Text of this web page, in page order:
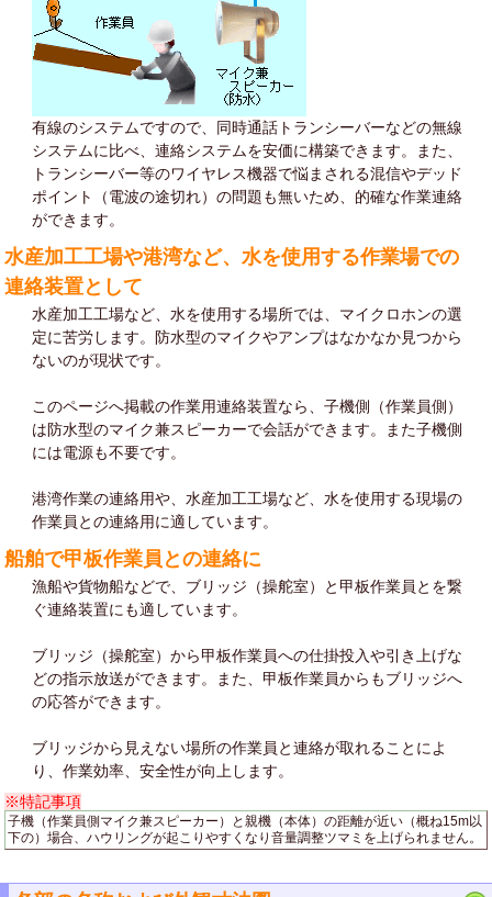
有線のシステムですので、同時通話トランシーバーなどの無線
システムに比べ、連絡システムを安価に構築できます。また、
トランシーバー等のワイヤレス機器で悩まされる混信やデッド
ポイント（電波の途切れ）の問題も無いため、的確な作業連絡
ができます。
水産加工工場や港湾など、水を使用する作業場での
連絡装置として
水産加工工場など、水を使用する場所では、マイクロホンの選
定に苦労します。防水型のマイクやアンプはなかなか見つから
ないのが現状です。
このページへ掲載の作業用連絡装置なら、子機側（作業員側）
は防水型のマイク兼スピーカーで会話ができます。また子機側
には電源も不要です。
港湾作業の連絡用や、水産加工工場など、水を使用する現場の
作業員との連絡用に適しています。
船舶で甲板作業員との連絡に
漁船や貨物船などで、ブリッジ（操舵室）と甲板作業員とを繋
ぐ連絡装置にも適しています。
ブリッジ（操舵室）から甲板作業員への仕掛投入や引き上げな
どの指示放送ができます。また、甲板作業員からもブリッジへ
の応答ができます。
ブリッジから見えない場所の作業員と連絡が取れることによ
り、作業効率、安全性が向上します。
※特記事項
子機（作業員側マイク兼スピーカー）と親機（本体）の距離が近い（概ね15m以
下の）場合、ハウリングが起こりやすくなり音量調整ツマミを上げられません。